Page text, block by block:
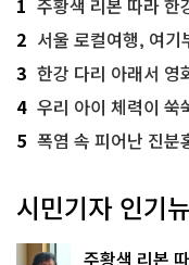
1 주황색 리본 따라 한강부
2 서울 로컬여행, 여
3 한강 다리 아래서
4 우리 아이 체력이 쑥
5 폭염 속 피어난 진분
시민기자 인기
주황색 리본